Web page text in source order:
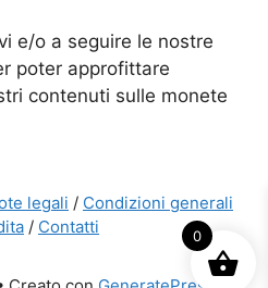
e/o a seguire le nostre
poter approfittare
contenuti sulle monete
legali / Condizioni generali
/ Contatti 0